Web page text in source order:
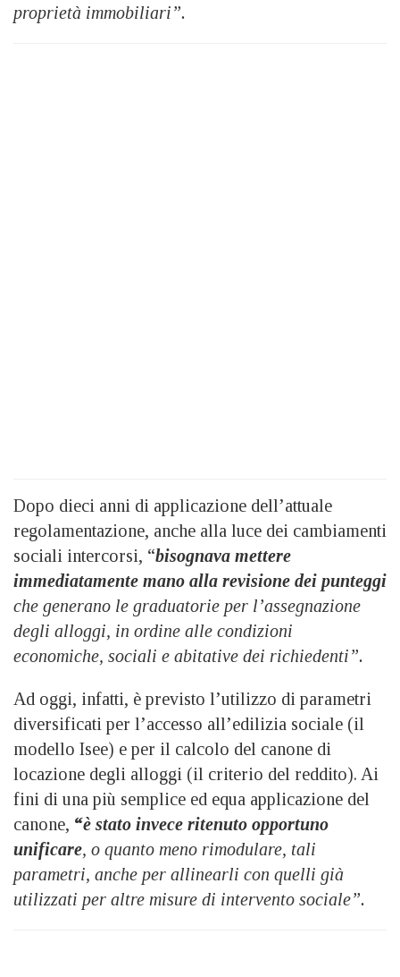
proprietà immobiliari”.
Dopo dieci anni di applicazione dell’attuale
regolamentazione, anche alla luce dei cambiamenti
sociali intercorsi, “bisognava mettere
immediatamente mano alla revisione dei punteggi
che generano le graduatorie per l’assegnazione
degli alloggi, in ordine alle condizioni
economiche, sociali e abitative dei richiedenti”.
Ad oggi, infatti, è previsto l’utilizzo di parametri
diversificati per l’accesso all’edilizia sociale (il
modello Isee) e per il calcolo del canone di
locazione degli alloggi (il criterio del reddito). Ai
fini di una più semplice ed equa applicazione del
canone, “è stato invece ritenuto opportuno
unificare, o quanto meno rimodulare, tali
parametri, anche per allinearli con quelli già
utilizzati per altre misure di intervento sociale”.